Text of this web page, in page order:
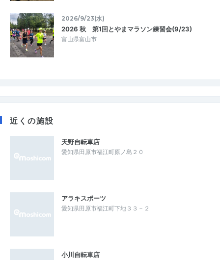
2026/9/23(水)
2026 秋 第1回とやまマラソン練習会(9/23)
富山県富山市
近くの施設
天野自転車店
愛知県田原市福江町原ノ島２０
アラキスポーツ
愛知県田原市福江町下地３３－２
小川自転車店